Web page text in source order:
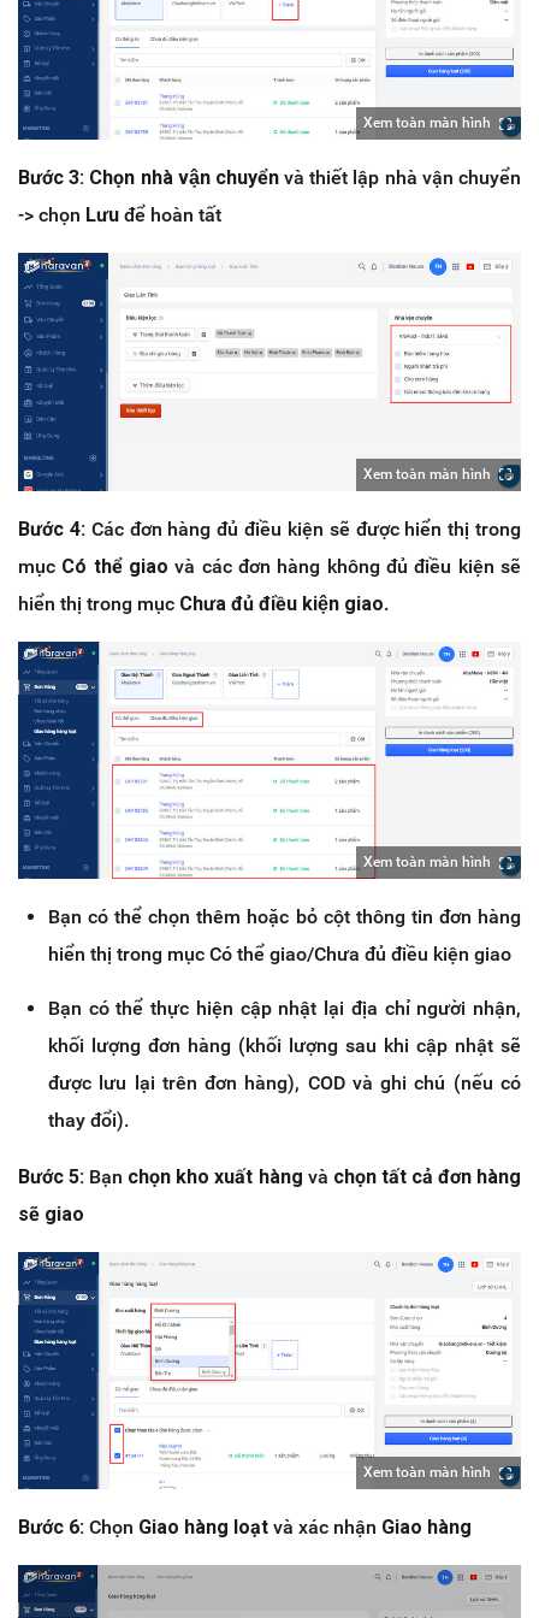
Xem toàn màn hình
Bước 3: Chọn nhà vận chuyểnvà thiết lập nhà vận chuyển
-> chọn Lưu để hoàn tất
Xem toàn màn hình
Bước 4: Các đơn hàng đủ điều kiện sẽ được hiển thị trong
mục Có thể giao và các đơn hàng không đủ điều kiện sẽ
hiển thị trong mục Chưa đủ điều kiện giao.
Xem toàn màn hình
Bạn có thể chọn thêm hoặc bỏ cột thông tin đơn hàng
hiển thị trong mục Có thể giao/Chưa đủ điều kiện giao
Bạn có thể thực hiện cập nhật lại địa chỉ người nhận,
khối lượng đơn hàng (khối lượng sau khi cập nhật sẽ
được lưu lại trên đơn hàng), COD và ghi chú (nếu có
thay đổi).
Bước 5: Bạn chọn kho xuất hàng và chọn tất cả đơn hàng
sẽ giao
Xem toàn màn hình
Bước 6: Chọn Giao hàng loạt và xác nhận Giao hàng